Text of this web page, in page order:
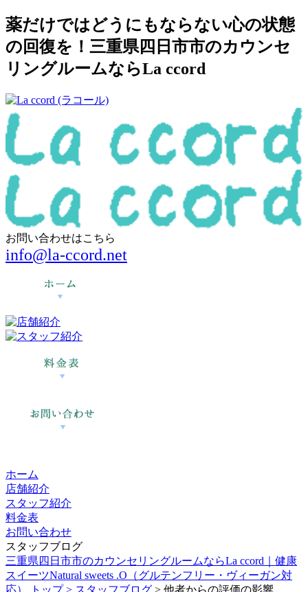
薬だけではどうにもならない心の状態
の回復を！三重県四日市市のカウンセ
リングルームならLa ccord
お問い合わせはこちら
info@la-ccord.net
ホーム
店舗紹介
スタッフ紹介
料金表
お問い合わせ
スタッフブログ
三重県四日市市のカウンセリングルームならLa ccord｜健康
スイーツNatural sweets .O（グルテンフリー・ヴィーガン対